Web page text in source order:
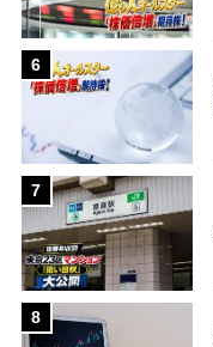
6
7
8